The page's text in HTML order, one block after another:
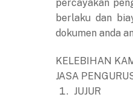
percayakan
berlaku dan
dokumen anda
KELEBIHAN
JASA
JUJUR